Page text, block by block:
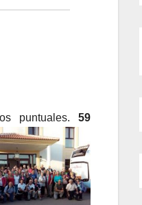
puntuales. 59